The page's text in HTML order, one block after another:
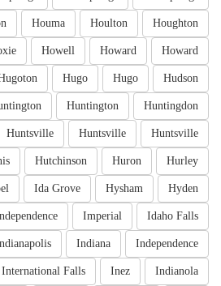
Houghton
Houlton
Houma
Howard
Howard
Howell
Hudson
Hugo
Hugo
Huntingdon
Huntington
Huntsville
Huntsville
Huntsville
Hurley
Huron
Hutchinson
Hyden
Hysham
Ida Grove
Idaho Falls
Imperial
Independence
Indiana
Indianola
Inez
International Falls